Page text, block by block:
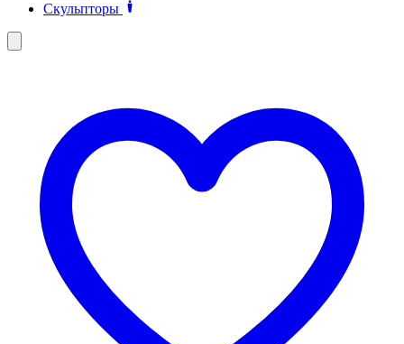
Скульпторы